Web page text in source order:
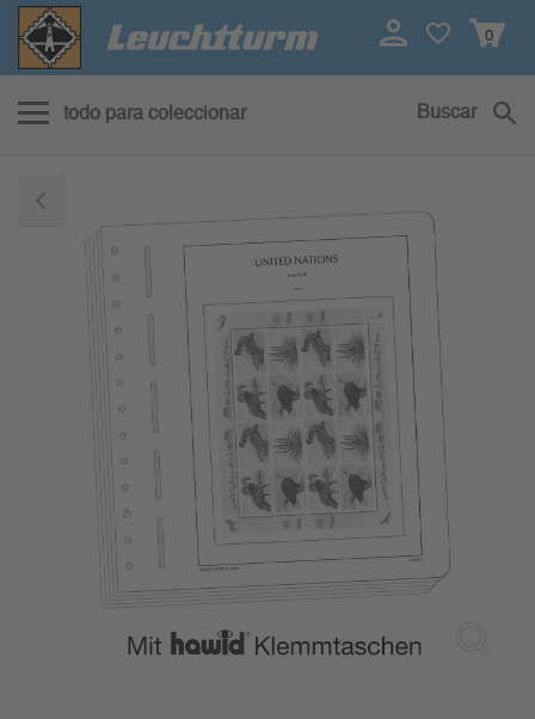
0
todo para coleccionar Buscar